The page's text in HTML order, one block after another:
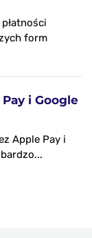
form
i Google
Apple Pay i